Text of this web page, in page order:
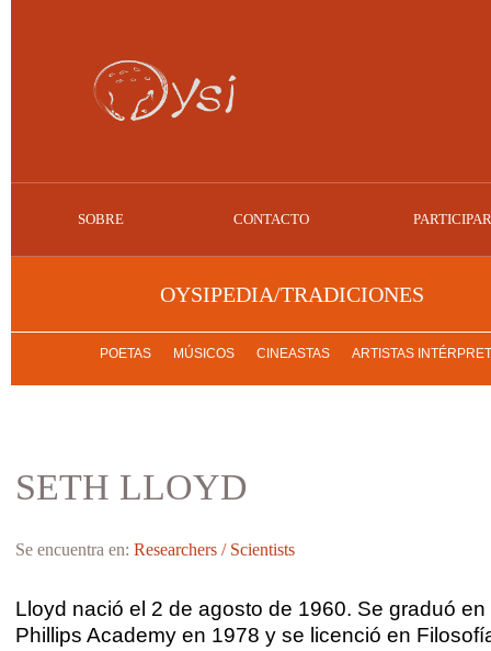
SOBRE CONTACTO
OYSIPEDIA/TRADICIONES
POETAS MÚSICOS CINEASTAS ARTISTAS
SETH LLOYD
Se encuentra en: Researchers / Scientists
Lloyd nació el 2 de agosto de 1960. Se graduó en
Phillips Academy en 1978 y se licenció en